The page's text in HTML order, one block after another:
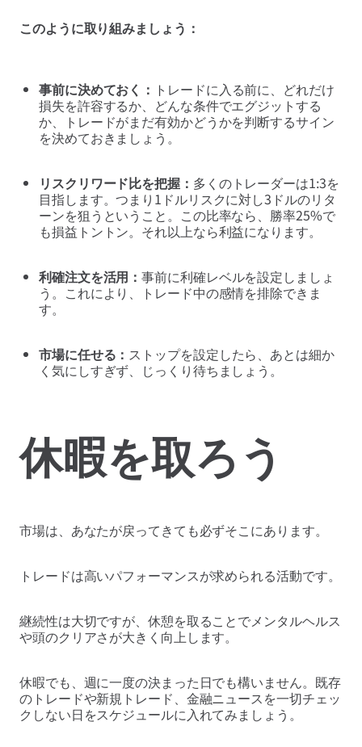
このように取り組みましょう：
事前に決めておく： トレードに入る前に、どれだけ
損失を許容するか、どんな条件でエグジットする
か、トレードがまだ有効かどうかを判断するサイン
を決めておきましょう。
リスクリワード比を把握： 多くのトレーダーは1:3を
目指します。つまり1ドルリスクに対し3ドルのリタ
ーンを狙うということ。この比率なら、勝率25%で
も損益トントン。それ以上なら利益になります。
利確注文を活用：事前に利確レベルを設定しましょ
う。これにより、トレード中の感情を排除できま
す。
市場に任せる： ストップを設定したら、あとは細か
く気にしすぎず、じっくり待ちましょう。
休暇を取ろう
市場は、あなたが戻ってきても必ずそこにあります。
トレードは高いパフォーマンスが求められる活動です。
継続性は大切ですが、休憩を取ることでメンタルヘルス
や頭のクリアさが大きく向上します。
休暇でも、週に一度の決まった日でも構いません。既存
のトレードや新規トレード、金融ニュースを一切チェッ
クしない日をスケジュールに入れてみましょう。